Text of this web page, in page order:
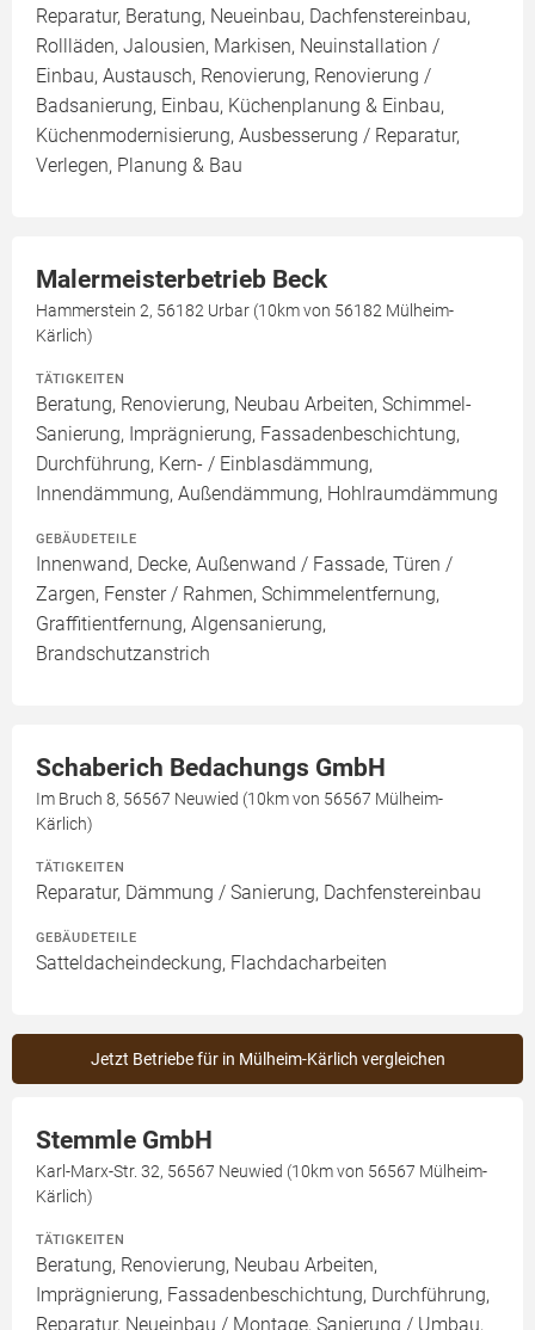
Reparatur, Beratung, Neueinbau, Dachfenstereinbau,
Rollläden, Jalousien, Markisen, Neuinstallation /
Einbau, Austausch, Renovierung, Renovierung /
Badsanierung, Einbau, Küchenplanung & Einbau,
Küchenmodernisierung, Ausbesserung / Reparatur,
Verlegen, Planung & Bau
Malermeisterbetrieb Beck
Hammerstein 2, 56182 Urbar (10km von 56182 Mülheim-
Kärlich)
TÄTIGKEITEN
Beratung, Renovierung, Neubau Arbeiten, Schimmel-
Sanierung, Imprägnierung, Fassadenbeschichtung,
Durchführung, Kern- / Einblasdämmung,
Innendämmung, Außendämmung, Hohlraumdämmung
GEBÄUDETEILE
Innenwand, Decke, Außenwand / Fassade, Türen /
Zargen, Fenster / Rahmen, Schimmelentfernung,
Graffitientfernung, Algensanierung,
Brandschutzanstrich
Schaberich Bedachungs GmbH
Im Bruch 8, 56567 Neuwied (10km von 56567 Mülheim-
Kärlich)
TÄTIGKEITEN
Reparatur, Dämmung / Sanierung, Dachfenstereinbau
GEBÄUDETEILE
Satteldacheindeckung, Flachdacharbeiten
Jetzt Betriebe für in Mülheim-Kärlich vergleichen
Stemmle GmbH
Karl-Marx-Str. 32, 56567 Neuwied (10km von 56567 Mülheim-
Kärlich)
TÄTIGKEITEN
Beratung, Renovierung, Neubau Arbeiten,
Imprägnierung, Fassadenbeschichtung, Durchführung,
Reparatur, Neueinbau / Montage, Sanierung / Umbau,